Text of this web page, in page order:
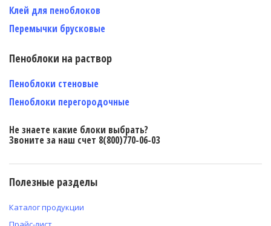
Клей для пеноблоков
Перемычки брусковые
Пеноблоки на раствор
Пеноблоки стеновые
Пеноблоки перегородочные
Не знаете какие блоки выбрать?
Звоните за наш счет 8(800)770-06-03
Полезные разделы
Каталог продукции